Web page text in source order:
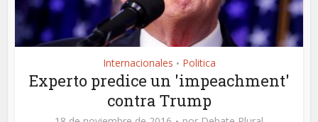
Internacionales • Politica
Experto predice un 'impeachment'
contra Trump